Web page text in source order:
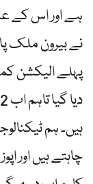
ہے اور اس کے
نے بیرون ملک
پہلے الیکشن
ہیں۔ ہم
چاہتے ہیں اور